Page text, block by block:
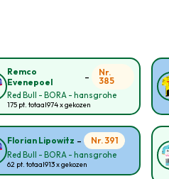
Remco
Evenepoel
-
Nr.
385
Red Bull - BORA - hansgrohe
175 pt. totaal974 x gekozen
Florian Lipowitz -
Nr. 391
Red Bull - BORA - hansgrohe
62 pt. totaal913 x gekozen